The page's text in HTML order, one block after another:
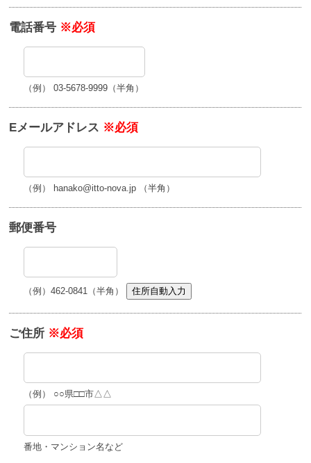
電話番号 ※必須
（例） 03-5678-9999（半角）
Eメールアドレス ※必須
（例） hanako@itto-nova.jp （半角）
郵便番号
（例）462-0841（半角） 住所自動入力
ご住所 ※必須
（例） ○○県□□市△△
番地・マンション名など